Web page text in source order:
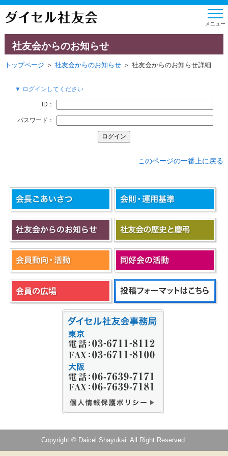
社友会からのお知らせ
トップページ ＞ 社友会からのお知らせ＞ 社友会からのお知らせ詳細
▼ ログインしてください
ID：
パスワード：
このページの一番上に戻る
Copyright © Daicel Shayukai. All Right Reserved.